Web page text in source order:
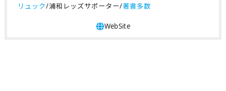
リュック/浦和レッズサポーター/著書多数